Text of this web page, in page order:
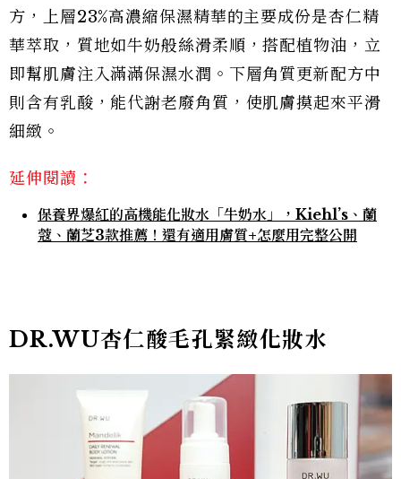
方，上層23%高濃縮保濕精華的主要成份是杏仁精
華萃取，質地如牛奶般絲滑柔順，搭配植物油，立
即幫肌膚注入滿滿保濕水潤。下層角質更新配方中
則含有乳酸，能代謝老廢角質，使肌膚摸起來平滑
細緻。
延伸閱讀：
保養界爆紅的高機能化妝水「牛奶水」，Kiehl’s、蘭
蔻、蘭芝3款推薦！還有適用膚質+怎麼用完整公開
DR.WU杏仁酸毛孔緊緻化妝水